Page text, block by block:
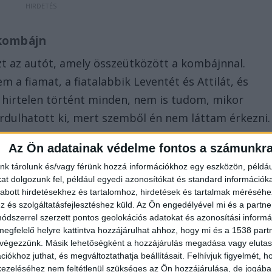
Az Ön adatainak védelme fontos a
tárolunk és/vagy férünk hozzá információkhoz egy eszközön,
dolgozunk fel, például egyedi azonosítókat és standard
hirdetésekhez és tartalomhoz, hirdetések és tartalmak
és szolgáltatásfejlesztéshez küld. Az Ön engedélyével mi és a
szerzett pontos geolokációs adatokat és azonosítási
helyre kattintva hozzájárulhat ahhoz, hogy mi és a 1538
Másik lehetőségként a hozzájárulás megadása vagy
juthat, és megváltoztathatja beállításait. Felhívjuk figyelmét,
nem feltétlenül szükséges az Ön hozzájárulása, de
az autót, amely összeütközött a kombájnnal.
a fiamat, a fiatalabbik Leventét és Attilát, és
történt minden, nem is tudom, mikor
ki, mert szemből én nem láttam érkezni.
elmenni mellette, még le is húzódtam.
de ez nem volt elég, mert oldalról belénk jött” –
túlélő aBorsnak.
fia ült, mögötte pedig a több gyermeket